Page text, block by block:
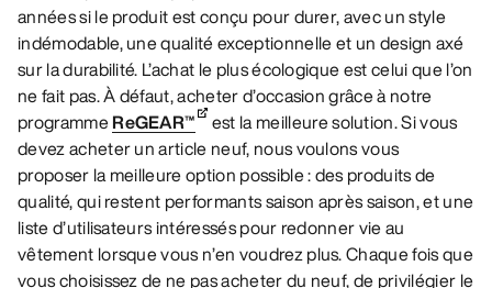
années si le produit est conçu pour durer, avec un style
indémodable, une qualité exceptionnelle et un design axé
sur la durabilité. L’achat le plus écologique est celui que l’on
ne fait pas. À défaut, acheter d’occasion grâce à notre
programmeReGEAR™
est la meilleure solution. Si vous
devez acheter un article neuf, nous voulons vous
proposer la meilleure option possible : des produits de
qualité, qui restent performants saison après saison, et une
liste d’utilisateurs intéressés pour redonner vie au
vêtement lorsque vous n’en voudrez plus. Chaque fois que
vous choisissez de ne pas acheter du neuf, de privilégier le